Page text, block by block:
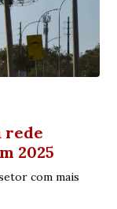
rede
2025
com mais